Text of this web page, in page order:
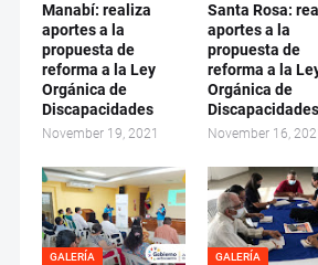
Manabí: realiza
aportes a la
propuesta de
reforma a la Ley
Orgánica de
Discapacidades
November 19, 2021
Santa Rosa:
aportes a la
propuesta de
reforma a la
Orgánica de
Discapacidades
November 16,
GALERÍA GALERÍA